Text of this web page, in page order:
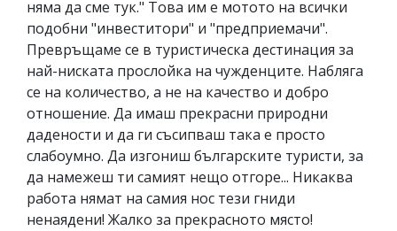
няма да сме тук." Това им е мотото на всички
подобни "инвеститори" и "предприемачи".
Превръщаме се в туристическа дестинация за
най-ниската прослойка на чужденците. Набляга
се на количество, а не на качество и добро
отношение. Да имаш прекрасни природни
дадености и да ги съсипваш така е просто
слабоумно. Да изгониш българските туристи, за
да намежеш ти самият нещо отгоре... Никаква
работа нямат на самия нос тези гниди
ненаядени! Жалко за прекрасното място!